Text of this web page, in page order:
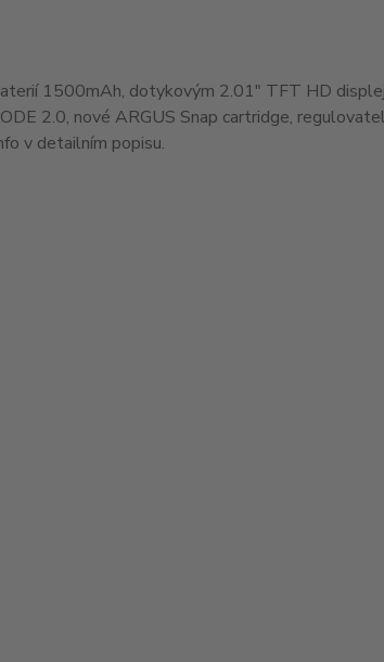
1500mAh, dotykovým 2.01" TFT HD
2.0, nové ARGUS Snap cartridge,
v detailním popisu.